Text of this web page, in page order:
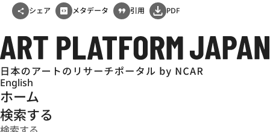
シェア メタデータ 引用 PDF
English
ホーム
検索する